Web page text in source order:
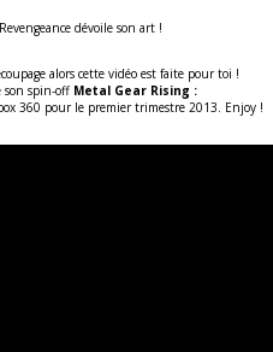
dévoile son art !
alors cette vidéo est faite pour toi !
son spin-off Metal Gear Rising :
360 pour le premier trimestre 2013. Enjoy !